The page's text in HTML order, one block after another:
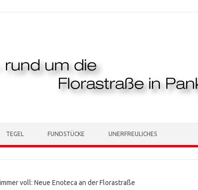
TEGEL FUNDSTÜCKE UNERFREULICHES
voll: Neue Enoteca an der Florastraße